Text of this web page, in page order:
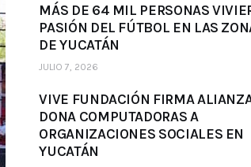
MÁS DE 64 MIL PERSONAS
PASIÓN DEL FÚTBOL EN LAS
DE YUCATÁN
JULIO 7, 2026
VIVE FUNDACIÓN FIRMA
DONA COMPUTADORAS A
ORGANIZACIONES SOCIALES EN
YUCATÁN